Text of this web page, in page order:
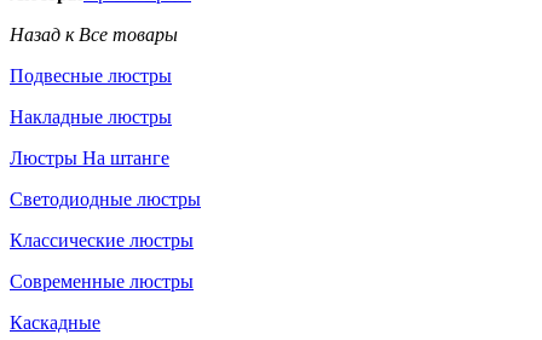
Назад к Все товары
Подвесные люстры
Накладные люстры
Люстры На штанге
Светодиодные люстры
Классические люстры
Современные люстры
Каскадные